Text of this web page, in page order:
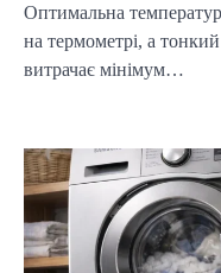
Оптимальна
на термометрі, а
витрачає мінімум…